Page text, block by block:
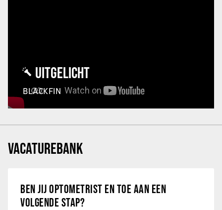
UITGELICHT
BLACKFIN
VACATUREBANK
BEN JIJ OPTOMETRIST EN TOE AAN EEN
VOLGENDE STAP?